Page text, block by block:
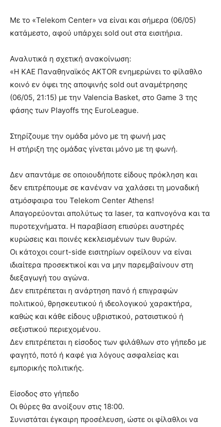
Με το «Telekom Center» να είναι και σήμερα (06/05)
κατάμεστο, αφού υπάρχει sold out στα εισιτήρια.
Αναλυτικά η σχετική ανακοίνωση:
«Η ΚΑΕ Παναθηναϊκός AKTOR ενημερώνει το φίλαθλο
κοινό εν όψει της αποψινής sold out αναμέτρησης
(06/05, 21:15) με την Valencia Basket, στο Game 3 της
φάσης των Playoffs της EuroLeague.
Στηρίζουμε την ομάδα μόνο με τη φωνή μας
Η στήριξη της ομάδας γίνεται μόνο με τη φωνή.
Δεν απαντάμε σε οποιουδήποτε είδους πρόκληση και
δεν επιτρέπουμε σε κανέναν να χαλάσει τη μοναδική
ατμόσφαιρα του Telekom Center Athens!
Απαγορεύονται απολύτως τα laser, τα καπνογόνα και τα
πυροτεχνήματα. Η παραβίαση επισύρει αυστηρές
κυρώσεις και ποινές κεκλεισμένων των θυρών.
Οι κάτοχοι court-side εισιτηρίων οφείλουν να είναι
ιδιαίτερα προσεκτικοί και να μην παρεμβαίνουν στη
διεξαγωγή του αγώνα.
Δεν επιτρέπεται η ανάρτηση πανό ή επιγραφών
πολιτικού, θρησκευτικού ή ιδεολογικού χαρακτήρα,
καθώς και κάθε είδους υβριστικού, ρατσιστικού ή
σεξιστικού περιεχομένου.
Δεν επιτρέπεται η είσοδος των φιλάθλων στο γήπεδο με
φαγητό, ποτό ή καφέ για λόγους ασφαλείας και
εμπορικής πολιτικής.
Είσοδος στο γήπεδο
Οι θύρες θα ανοίξουν στις 18:00.
Συνιστάται έγκαιρη προσέλευση, ώστε οι φίλαθλοι να